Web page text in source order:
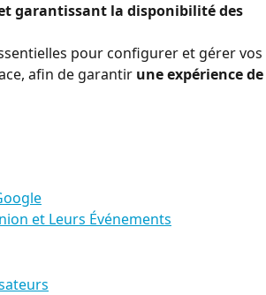
garantissant la disponibilité des
pour configurer et gérer vos
afin de garantir une expérience de
et Leurs Événements